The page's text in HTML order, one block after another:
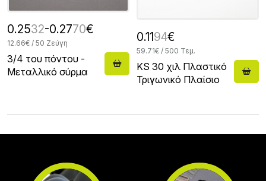
0.2532-0.2770€
12.66€ / 50 Ζεύγη
3/4 του πόντου -
Μεταλλικό σύρμα
0.1194€
59.71€ / 500 Τεμ.
KS 30 χιλ Πλαστικό
Τριγωνικό Πλαίσιο